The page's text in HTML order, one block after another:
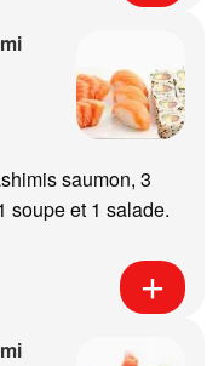
saumon, 3
soupe et 1 salade.